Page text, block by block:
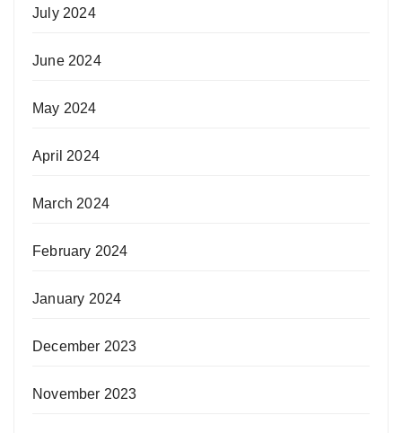
July 2024
June 2024
May 2024
April 2024
March 2024
February 2024
January 2024
December 2023
November 2023